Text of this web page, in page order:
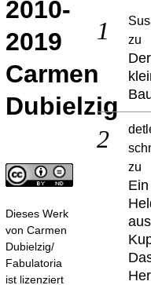
2010-
2019
Carmen
Dubielzig
Dieses Werk
von Carmen
Dubielzig/
Fabulatoria
ist lizenziert
zu
Der
zu
Ein
aus